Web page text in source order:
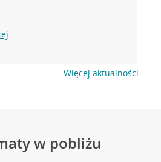
Więcej aktualności
w pobliżu